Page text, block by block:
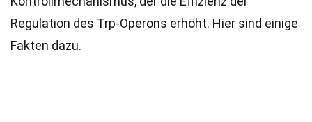
Regulation des Trp-Operons erhöht. Hier sind einige
Fakten dazu.